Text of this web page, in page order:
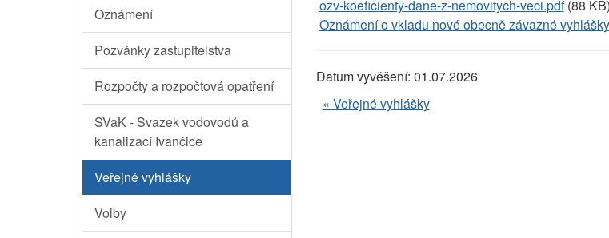
Oznámení
Pozvánky zastupitelstva
Rozpočty a rozpočtová opatření
SVaK - Svazek vodovodů a
kanalizací Ivančice
Veřejné vyhlášky
Volby
ozv-koeficienty-dane-z-nemovitych-veci.pdf(88 KB)
Oznámení o vkladu nové obecně závazné
Datum vyvěšení: 01.07.2026
« Veřejné vyhlášky